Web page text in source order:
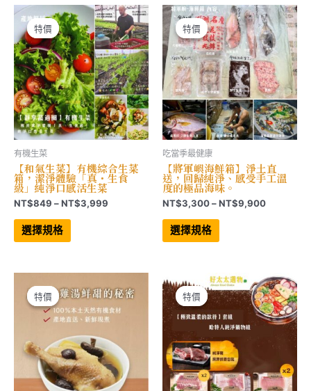
NT$2,772
款
式。
可
在
產
品
頁
面
選
擇
選
項
NT$3,528
款
式。
可
在
產
品
頁
面
選
擇
選
項
特價
特價
有機生菜
【和氣生菜】有機綜合生菜
箱，潔淨體驗「真・生食
級」純淨口感活生菜
NT$849 –NT$3,999
NT$3,999
選擇規格
此
品
款
式。
可
在
產
品
頁
面
選
擇
選
項
特價
特價
吃當季最健康
【將軍嶼海鮮箱】淨土直
送，回歸純淨、感受手工溫
度的極品海味。
NT$3,300–NT$9,900價
選擇規格
此
品
款
式。
可
在
產
品
面
選
擇
選
項
特價
特價 特價
特價